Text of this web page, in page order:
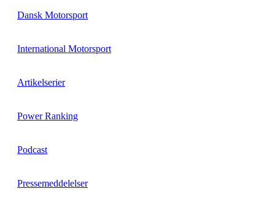
Dansk Motorsport
International Motorsport
Artikelserier
Power Ranking
Podcast
Pressemeddelelser